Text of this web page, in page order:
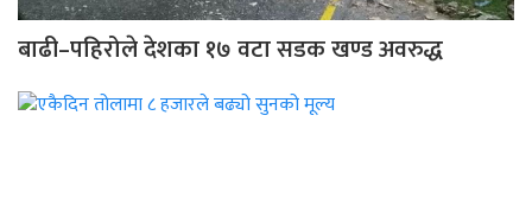
बाढी–पहिरोले देशका १७ वटा सडक खण्ड अवरुद्ध